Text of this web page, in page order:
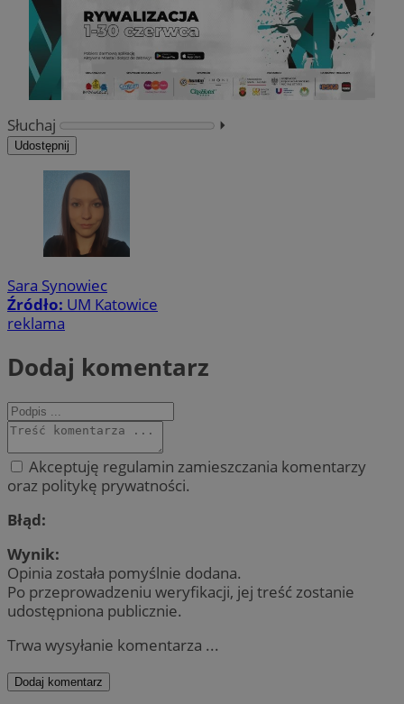
Słuchaj ⏵︎
Udostępnij
Sara Synowiec
Źródło: UM Katowice
reklama
Dodaj komentarz
Akceptuję regulamin zamieszczania komentarzy
oraz politykę prywatności.
Błąd:
Wynik:
Opinia została pomyślnie dodana.
Po przeprowadzeniu weryfikacji, jej treść zostanie
udostępniona publicznie.
Trwa wysyłanie komentarza ...
Dodaj komentarz